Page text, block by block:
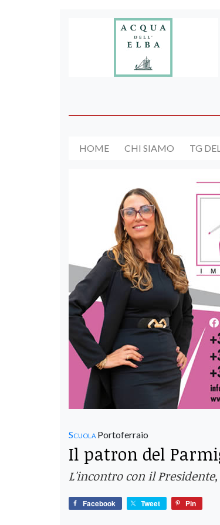
HOME CHI SIAMO TG
Scuola Portoferraio
Il patron del
L'incontro con il
Facebook Tweet Pin